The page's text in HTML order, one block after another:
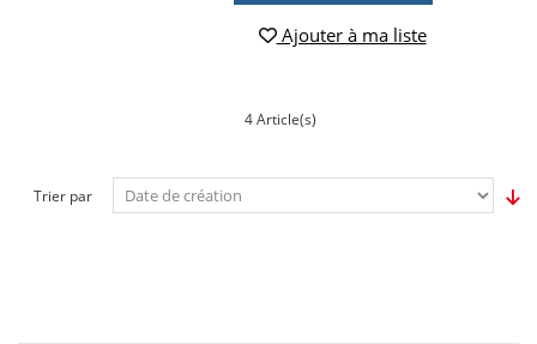
Ajouter à ma liste
4 Article(s)
Trier par